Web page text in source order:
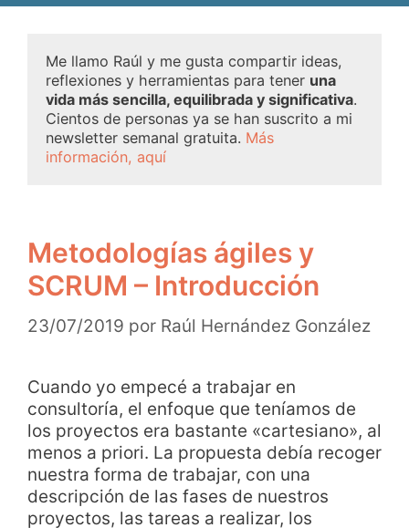
Me llamo Raúl y me gusta compartir ideas,
reflexiones y herramientas para tener una
vida más sencilla, equilibrada y significativa.
Cientos de personas ya se han suscrito a mi
newsletter semanal gratuita. Más
información, aquí
Metodologías ágiles y
SCRUM – Introducción
23/07/2019 por Raúl Hernández González
Cuando yo empecé a trabajar en
consultoría, el enfoque que teníamos de
los proyectos era bastante «cartesiano», al
menos a priori. La propuesta debía recoger
nuestra forma de trabajar, con una
descripción de las fases de nuestros
proyectos, las tareas a realizar, los